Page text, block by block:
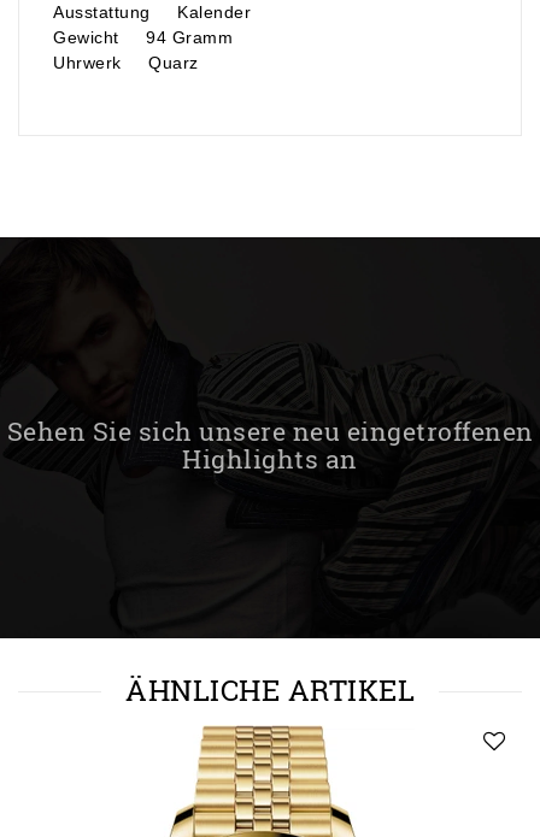
Ausstattung Kalender
Gewicht 94 Gramm
Uhrwerk Quarz
Sehen Sie sich unsere neu eingetroffenen
Highlights an
ÄHNLICHE ARTIKEL